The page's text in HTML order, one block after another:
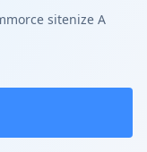
sitenize A